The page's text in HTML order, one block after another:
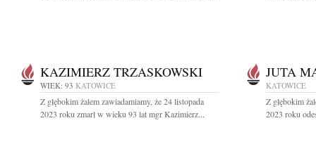
KAZIMIERZ TRZASKOWSKI
WIEK: 93 KATOWICE
Z głębokim żalem zawiadamiamy, że 24 listopada
2023 roku zmarł w wieku 93 lat mgr Kazimierz...
JUTA
KATOWICE
Z głębokim
2023 roku